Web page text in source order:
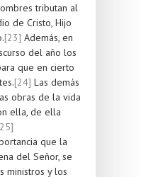
tributan al
de Cristo, Hijo
[23] Además, en
del año los
que en cierto
[24] Las demás
obras de la vida
ella, de ella
que la
del Señor, se
ministros y los